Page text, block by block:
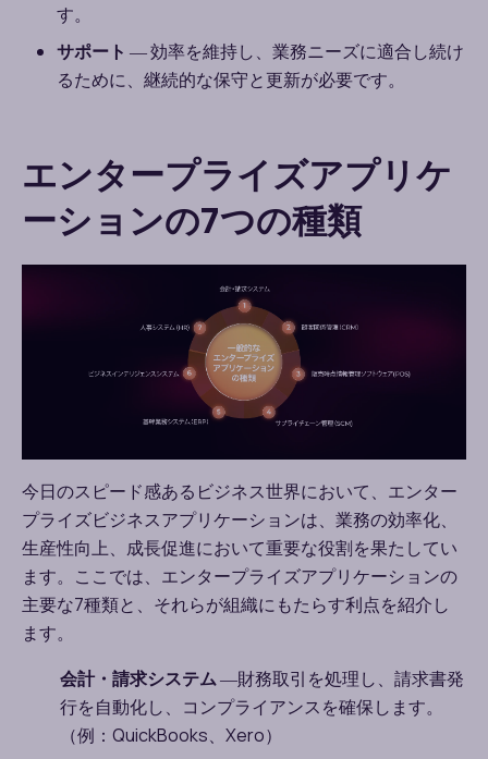
す。
サポート ―効率を維持し、業務ニーズに適合し続け
るために、継続的な保守と更新が必要です。
エンタープライズアプリケ
ーションの7つの種類
今日のスピード感あるビジネス世界において、エンター
プライズビジネスアプリケーションは、業務の効率化、
生産性向上、成長促進において重要な役割を果たしてい
ます。ここでは、エンタープライズアプリケーションの
主要な7種類と、それらが組織にもたらす利点を紹介し
ます。
会計・請求システム―財務取引を処理し、請求書発
行を自動化し、コンプライアンスを確保します。
（例： QuickBooks、 Xero）